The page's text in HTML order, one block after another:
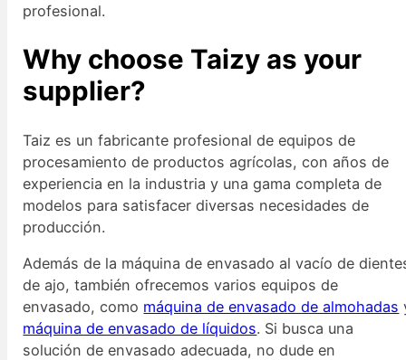
profesional.
Why choose Taizy as your
supplier?
Taiz es un fabricante profesional de equipos de
procesamiento de productos agrícolas, con años de
experiencia en la industria y una gama completa de
modelos para satisfacer diversas necesidades de
producción.
Además de la máquina de envasado al vacío de
de ajo, también ofrecemos varios equipos de
envasado, como máquina de envasado de almohadas
máquina de envasado de líquidos. Si busca una
solución de envasado adecuada, no dude en